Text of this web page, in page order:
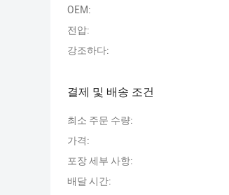
OEM:
전압:
강조하다:
결제 및 배송 조건
최소 주문 수량:
가격:
포장 세부 사항:
배달 시간: